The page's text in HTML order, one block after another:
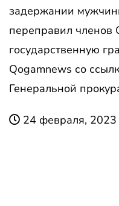
задержании
переправил членов
государственную
Qogamnews со
Генеральной
24 февраля, 2023